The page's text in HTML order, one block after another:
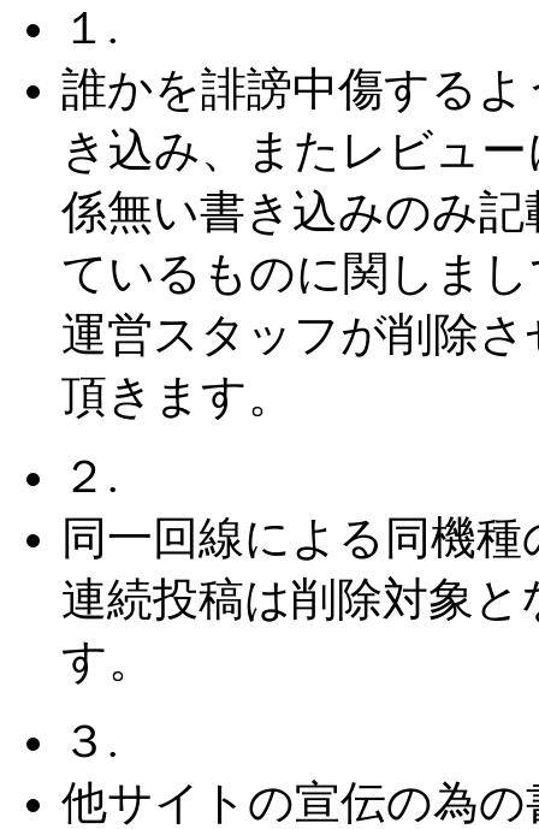
１.
誰かを誹謗中傷するよ
き込み、またレビュー
係無い書き込みのみ記
ているものに関しま
運営スタッフが削除さ
頂きます。
２.
同一回線による同機種
連続投稿は削除対象と
す。
３.
他サイトの宣伝の為の